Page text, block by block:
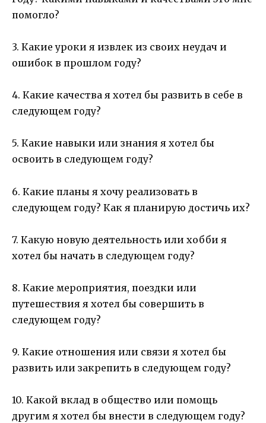
помогло?
3. Какие уроки я извлек из своих неудач и
ошибок в прошлом году?
4. Какие качества я хотел бы развить в себе в
следующем году?
5. Какие навыки или знания я хотел бы
освоить в следующем году?
6. Какие планы я хочу реализовать в
следующем году? Как я планирую достичь их?
7. Какую новую деятельность или хобби я
хотел бы начать в следующем году?
8. Какие мероприятия, поездки или
путешествия я хотел бы совершить в
следующем году?
9. Какие отношения или связи я хотел бы
развить или закрепить в следующем году?
10. Какой вклад в общество или помощь
другим я хотел бы внести в следующем году?